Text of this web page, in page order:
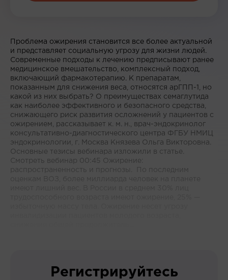
Проблема ожирения становится все более актуальной
и представляет социальную угрозу для жизни людей.
Современные подходы к лечению предписывают ранее
медицинское вмешательство, комплексный подход,
включающий фармакотерапию. К препаратам,
показанным для снижения веса, относятся арГПП-1, но
какой из них выбрать? О преимуществах семаглутида
как наиболее эффективного и безопасного средства,
снижающего риск развития осложнений у пациентов с
ожирением, рассказывает к. м. н., врач-эндокринолог
консультативно-диагностического центра ФГБУ НМИЦ
эндокринологии, г. Москва Князева Ольга Викторовна.
Основные тезисы вебинара изложили в статье.
Смотреть вебинар 00:45 Ожирение:
распространенность и прогнозы. По последним
Регистрируйтесь